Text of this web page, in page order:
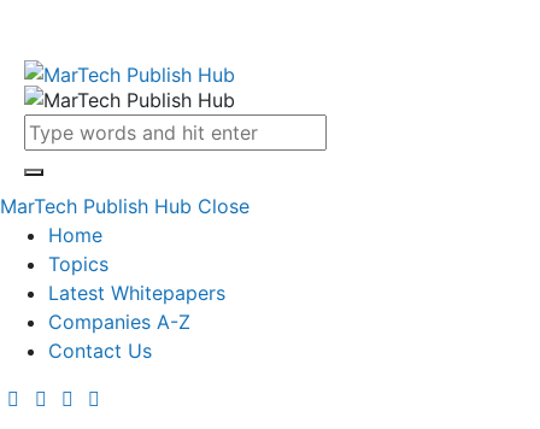
MarTech Publish Hub Close
Home
Topics
Latest Whitepapers
Companies A-Z
Contact Us